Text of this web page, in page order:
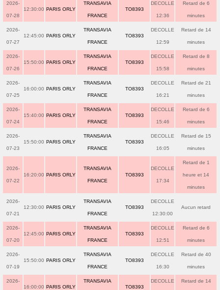
2026-
07-28
12:30:00 PARIS ORLY
TRANSAVIA
FRANCE
TO8393
DECOLLE
12:36
Retard de 6
minutes
2026-
07-27
12:45:00 PARIS ORLY
TRANSAVIA
FRANCE
TO8393
DECOLLE
12:59
Retard de 14
minutes
2026-
07-26
15:50:00 PARIS ORLY
TRANSAVIA
FRANCE
TO8393
DECOLLE
15:58
Retard de 8
minutes
2026-
07-25
16:00:00 PARIS ORLY
TRANSAVIA
FRANCE
TO8393
DECOLLE
16:21
Retard de 21
minutes
2026-
07-24
15:40:00 PARIS ORLY
TRANSAVIA
FRANCE
TO8393
DECOLLE
15:46
Retard de 6
minutes
2026-
07-23
15:50:00 PARIS ORLY
TRANSAVIA
FRANCE
TO8393
DECOLLE
16:05
Retard de 15
minutes
2026-
07-22
16:20:00 PARIS ORLY
TRANSAVIA
FRANCE
TO8393
DECOLLE
17:34
Retard de 1
heure et 14
minutes
2026-
07-21
12:30:00 PARIS ORLY
TRANSAVIA
FRANCE
TO8393
DECOLLE
12:30:00
Aucun retard
2026-
07-20
12:45:00 PARIS ORLY
TRANSAVIA
FRANCE
TO8393
DECOLLE
12:51
Retard de 6
minutes
2026-
07-19
15:50:00 PARIS ORLY
TRANSAVIA
FRANCE
TO8393
DECOLLE
16:30
Retard de 40
minutes
2026-
16:00:00 PARIS ORLY
TRANSAVIA
TO8393
DECOLLE Retard de 14